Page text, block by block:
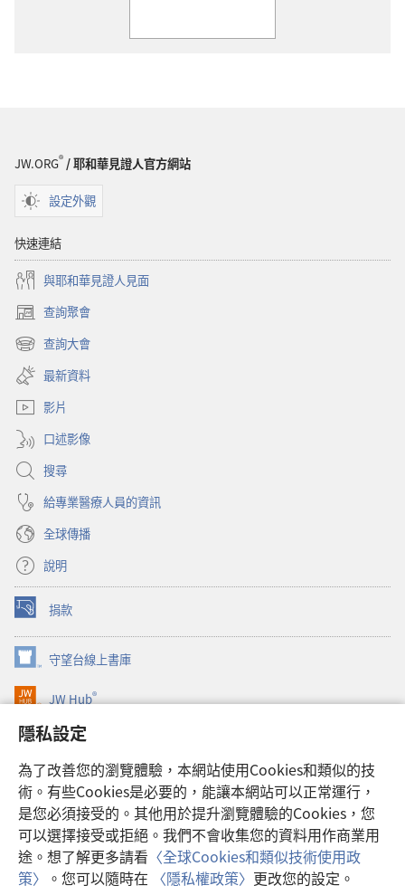
隱私設定
為了改善您的瀏覽體驗，本網站使用Cookies和類似的技
術。有些Cookies是必要的，能讓本網站可以正常運行，
是您必須接受的。其他用於提升瀏覽體驗的Cookies，您
可以選擇接受或拒絕。我們不會收集您的資料用作商業用
途。想了解更多請看 〈全球Cookies和類似技術使用政
策〉 。您可以隨時在 〈隱私權政策〉 更改您的設定。
JW.ORG® / 耶和華見證人官方網站
設定外觀
快速連結
與耶和華見證人見面
查詢聚會
（開
啟
新
視
窗）
查詢大會
（開
啟
新
視
最新資料
影片
口述影像
搜尋
給專業醫療人員的資訊
全球傳播
說明
捐款
（開
啟
新
視
窗）
守望台線上書庫
（開
啟
新
窗）
JW Hub®
（開
啟
新
視
窗）
JW Library®
Watchtower Library
Copyright© 2026 Watch Tower Bible and Tract Society of Pennsylvania.
使用條款 |隱私權政策| 隱私設定